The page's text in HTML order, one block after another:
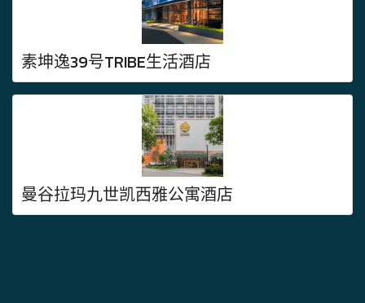
素坤逸39号TRIBE生活酒店
曼谷拉玛九世凯西雅公寓酒店